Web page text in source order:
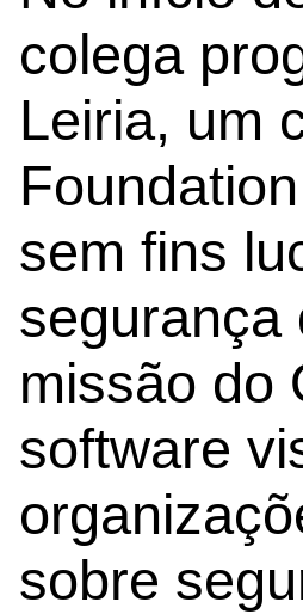
colega
Leiria, um
sem fins
segurança
missão do
software
sobre